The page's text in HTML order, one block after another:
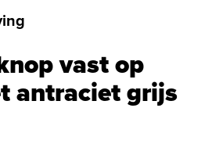
vast op
antraciet grijs